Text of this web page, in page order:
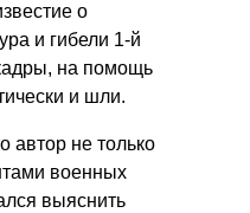
о
и гибели 1-й
на помощь
и шли.
автор не только
военных
выяснить